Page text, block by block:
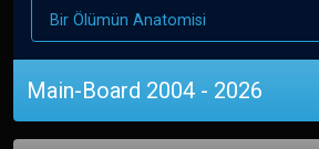
Bir Ölümün Anatomisi
Main-Board 2004 - 2026